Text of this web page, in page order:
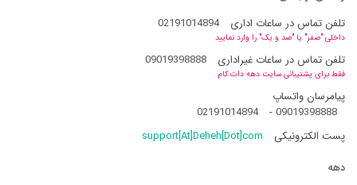
تلفن تماس در ساعات اداری
02191014894
داخلی "صفر" یا "صد و یک" را وارد نمایید
تلفن تماس در ساعات غیراداری 09019398888
فقط برای پشتیبانی سایت دهه دات کام
پیامرسان واتساپ
09019398888
-
02191014894
پست الکترونیکی
support[At]Deheh[Dot]com
دهه